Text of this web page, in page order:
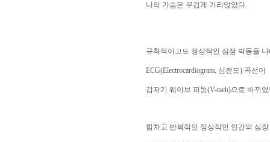
나의 가슴은 무겁게 가라앉았다.
규칙적이고도 정상적인 심장 박동을
ECG(Electrocardiogram, 심전도) 곡선이
갑자기 웨이브 파동(V-tach)으로 바뀌
힘차고 반복적인 정상적인 인간의 심